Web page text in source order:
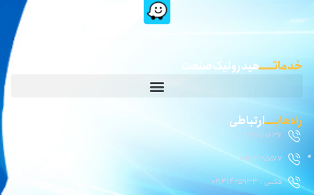
خدماتـــــهیدرولیک صنعت
راه‌هایــــارتباطی
02146870636
09126185517
فکس : 02141425933